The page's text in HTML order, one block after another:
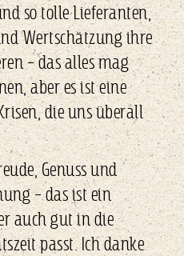
so tolle Lieferanten,
Wertschätzung ihre
– das alles mag
aber es ist eine
die uns überall
Genuss und
– das ist ein
auch gut in die
passt. Ich danke